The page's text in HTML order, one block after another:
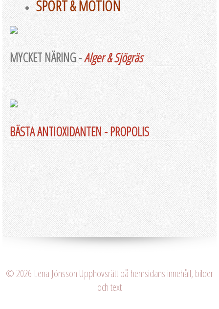
SPORT & MOTION
MYCKET NÄRING -Alger & Sjögräs
BÄSTA ANTIOXIDANTEN - PROPOLIS
© 2026 Lena Jönsson Upphovsrätt på hemsidans innehåll, bilder
och text